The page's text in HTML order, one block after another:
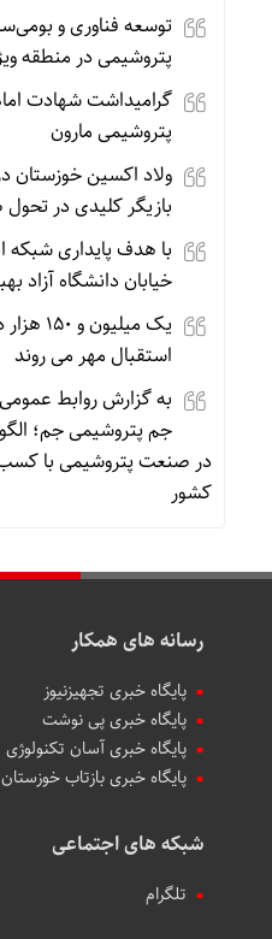
توسعه فناوری و
پتروشیمی در منطقه
گرامیداشت شهادت
پتروشیمی مارون
بازیگر کلیدی در
با هدف پایداری شبکه
خیابان دانشگاه آزاد
یک
استقبال مهر می روند
به گزارش روابط
جم پتروشیمی جم؛
در صنعت پتروشیمی با
کشور
رسانه های همکار
پایگاه خبری تجهیزنیوز
پایگاه خبری پی نوشت
پایگاه خبری آسان تکنولوژی
پایگاه خبری بازتاب خوزستان
شبکه های اجتماعی
تلگرام